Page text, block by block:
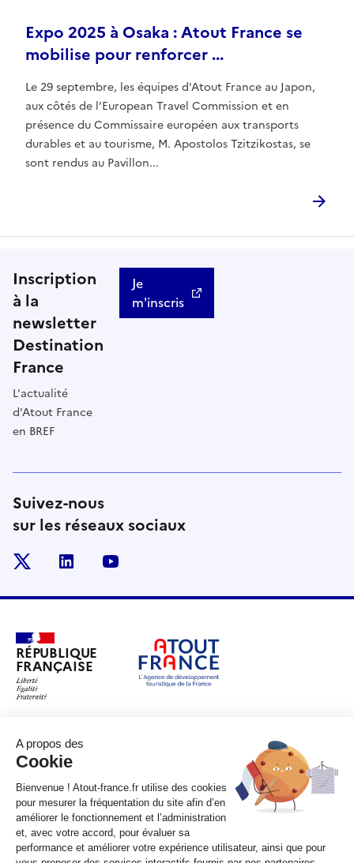
Expo 2025 à Osaka : Atout France se
mobilise pour renforcer ...
Le 29 septembre, les équipes d'Atout France au Japon,
aux côtés de l’European Travel Commission et en
présence du Commissaire européen aux transports
durables et au tourisme, M. Apostolos Tzitzikostas, se
sont rendus au Pavillon...
Inscription
à la
newsletter
Destination
France
L'actualité
d'Atout France
en BREF
Je
m'inscris
Suivez-nous
sur les réseaux sociaux
linkedin
RÉPUBLIQUE
FRANÇAISE
legifrance.gouv.fr
service-public.fr
data.gouv.fr
Plan du site Qui sommes-nous ? Marchés publics
partiellement conforme
Mentions légales CGV Contact